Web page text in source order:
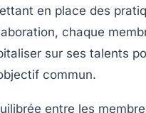
en place des
, chaque
sur ses talents
commun.
entre les